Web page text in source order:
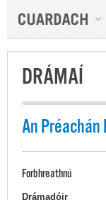
DRÁMAÍ
An Préachán
Forbhreathnú
Drámadóir